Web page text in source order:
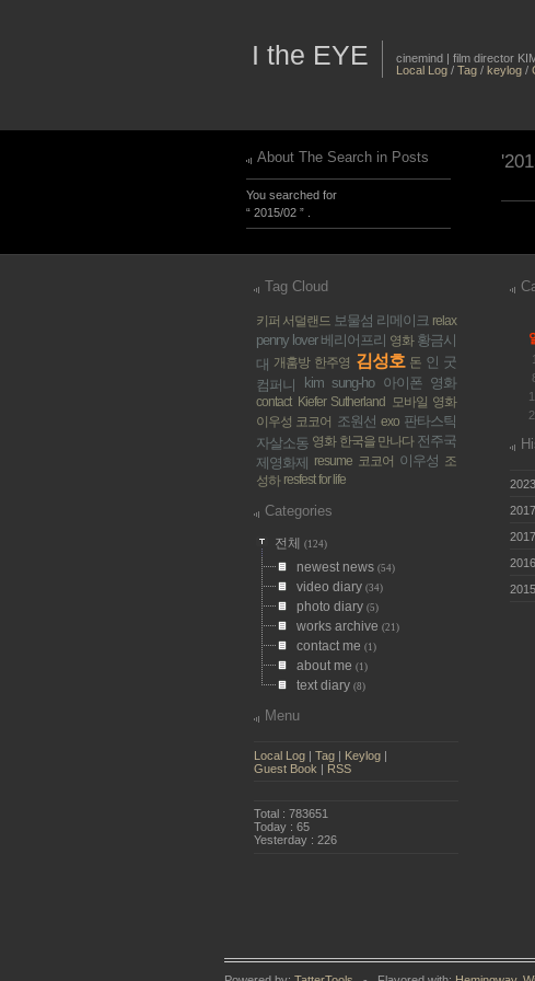
I the EYE
cinemind | film director
Local Log /Tag /keylog /
About The Search in Posts
You searched for
“ 2015/02 ” .
Tag Cloud
키퍼 서덜랜드 보물섬 리메이크 relax
penny lover 베리어프리 영화 황금시
대 개훔방 한주영 김성호 돈 인 굿
컴퍼니 kim sung-ho 아이폰 영화
contact Kiefer Sutherland 모바일 영화
이우성 코코어 조원선 exo 판타스틱
자살소동 영화 한국을 만나다 전주국
제영화제 resume 코코어 이우성 조
성하 resfest for life
Categories
전체 (124)
newest news (54)
video diary (34)
photo diary (5)
works archive (21)
contact me (1)
about me (1)
text diary (8)
Menu
Local Log | Tag | Keylog |
Guest Book | RSS
Total : 783651
Today : 65
Yesterday : 226
1